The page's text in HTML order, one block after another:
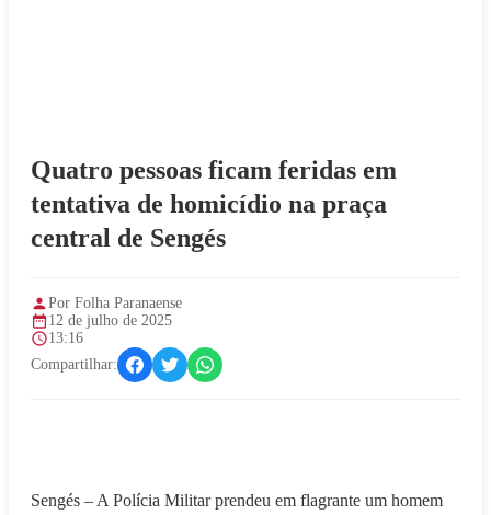
Quatro pessoas ficam feridas em
tentativa de homicídio na praça
central de Sengés
Por Folha Paranaense
12 de julho de 2025
13:16
Compartilhar:
Sengés – A Polícia Militar prendeu em flagrante um homem